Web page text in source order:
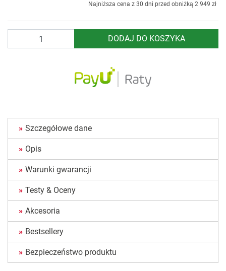
Najniższa cena z 30 dni przed obniżką 2 949 zł
DODAJ DO KOSZYKA
Szczegółowe dane
Opis
Warunki gwarancji
Testy & Oceny
Akcesoria
Bestsellery
Bezpieczeństwo produktu